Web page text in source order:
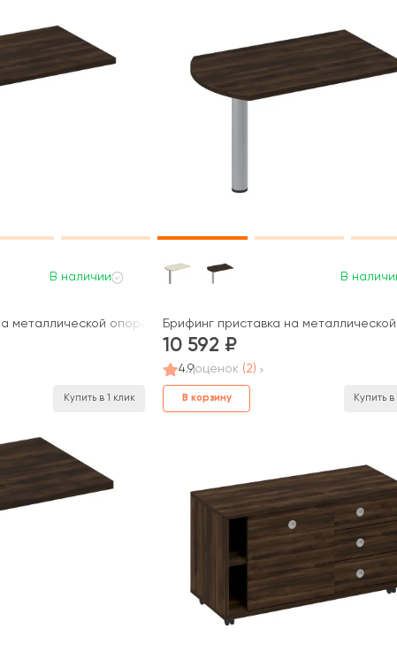
В наличии
металлической опоре 120x70x75 Борн
Купить в 1 клик
В
Брифинг приставка на
10 592
4.9оценок (2)
В корзину Купить в